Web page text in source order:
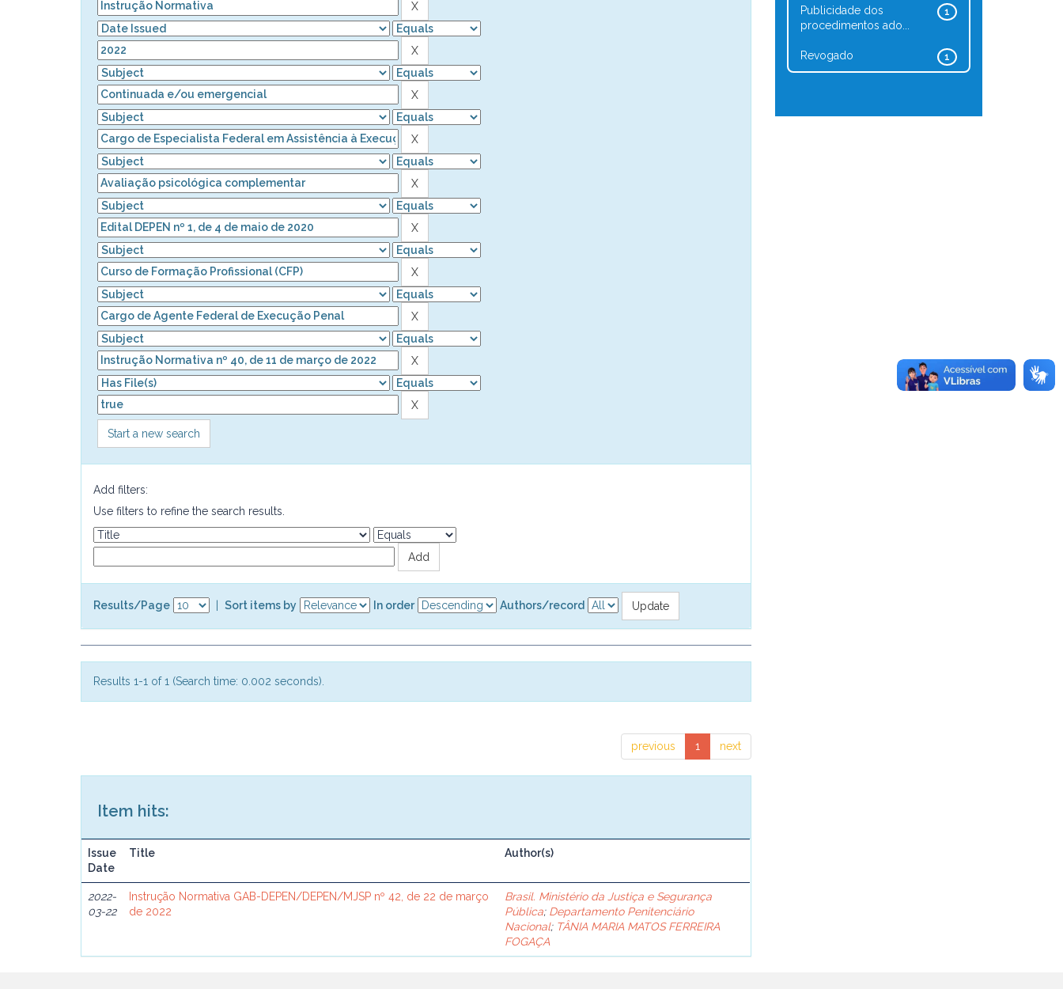
Start a new search
Add filters:
Use filters to refine the search results.
Results/Page Sort items by In order Authors/record
Results 1-1 of 1 (Search time: 0.002 seconds).
previous 1 next
Item hits:
Issue
Date
Title Author(s)
2022-
03-22
Instrução Normativa GAB-DEPEN/DEPEN/MJSP nº 42, de 22 de março
de 2022
Brasil. Ministério da Justiça e Segurança
Pública; Departamento Penitenciário
Nacional; TÂNIA MARIA MATOS FERREIRA
FOGAÇA
1
Publicidade dos
procedimentos ado...
1
Revogado